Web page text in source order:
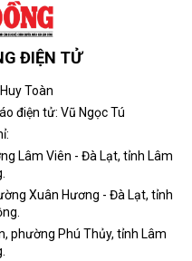
ĐIỆN TỬ
Toàn
điện tử: Vũ Ngọc Tú
Lâm Viên - Đà Lạt, tỉnh Lâm
Xuân Hương - Đà Lạt, tỉnh
phường Phú Thủy, tỉnh Lâm